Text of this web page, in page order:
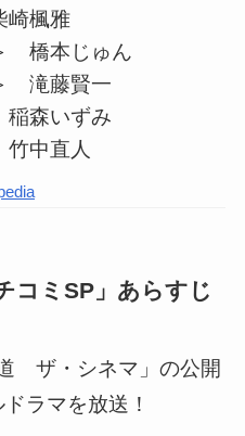
楓雅
橋本じゅん
滝藤賢一
森いずみ
中直人
コミSP」あらすじ
ザ・シネマ」の公開
ラマを放送！